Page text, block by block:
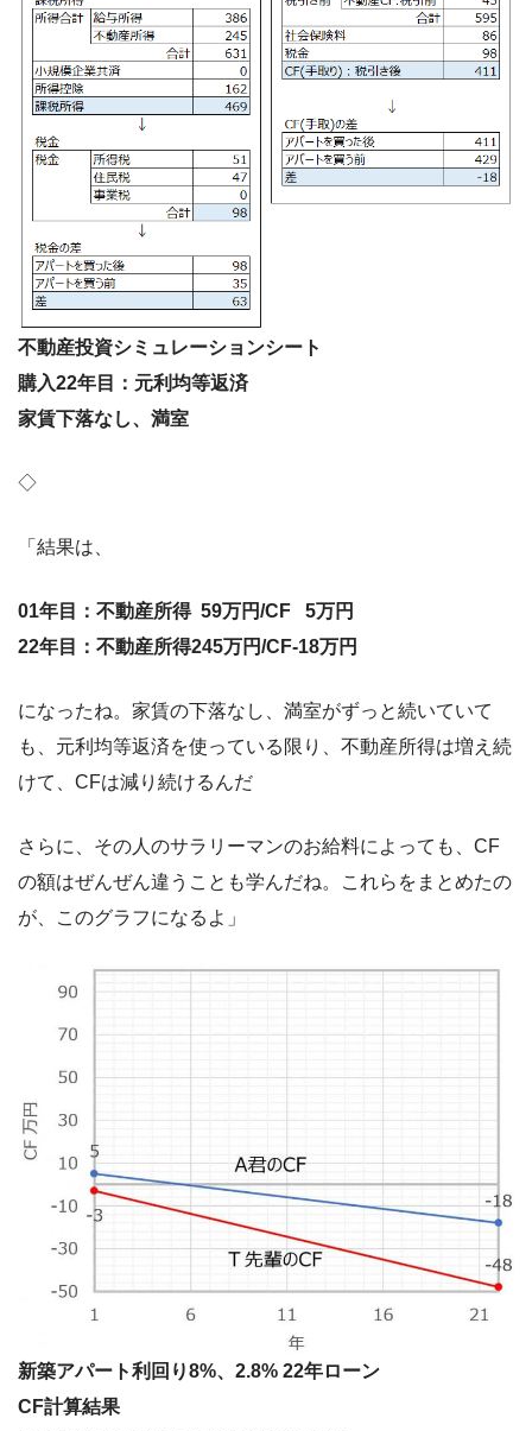
不動産投資シミュレーションシート
購入22年目：元利均等返済
家賃下落なし、満室
◇
「結果は、
01年目：不動産所得 59万円/CF 5万円
22年目：不動産所得245万円/CF-18万円
になったね。家賃の下落なし、満室がずっと続いていて
も、元利均等返済を使っている限り、不動産所得は増え続
けて、CFは減り続けるんだ
さらに、その人のサラリーマンのお給料によっても、CF
の額はぜんぜん違うことも学んだね。これらをまとめたの
が、このグラフになるよ」
新築アパート利回り8%、2.8% 22年ローン
CF計算結果